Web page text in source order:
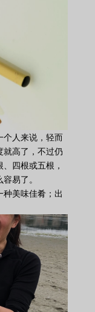
个人来说，轻而
就高了，不过仍
四根或五根，
易了。
美味佳肴；出